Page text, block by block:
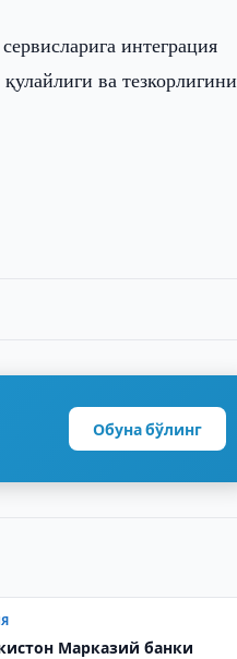
интеграция
ва тезкорлигини
Обуна бўлинг
Марказий банки